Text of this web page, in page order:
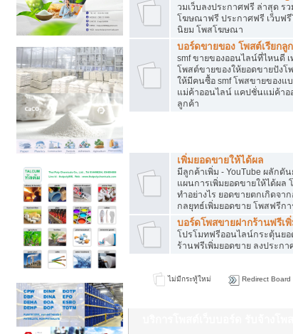
วมเว็บลงประกาศฟรี ล่าสุด
โฆษณาฟรี ประกาศฟรี เว็บฟรี
นิยม โพสโฆษณา
บอร์ดขายของ โพสต์เรียกลู
smf ขายของออนไลน์ที่ไหนดี
โพสต์ขายของให้ยอดขายปังโ
ให้มีคนซื้อ smf โพสขายของแ
แม่ค้าออนไลน์ แคปชั่นแม่ค้าอ
ลูกค้า
เพิ่มยอดขายให้ได้ผล
มีลูกค้าเพิ่ม - YouTube ผลัก
แผนการเพิ่มยอดขายให้ได้ผล
ทำอย่างไร ยอดขายตกเกิดจา
กลยุทธ์เพิ่มยอดขาย โพสฟรีก
บอร์ดโพสขายฝากร้านฟรีเ
โปรโมทฟรีออนไลน์กระตุ้นยอ
ร้านฟรีเพิ่มยอดขาย ลงประกา
ไม่มีกระทู้ใหม่ Redirect Board